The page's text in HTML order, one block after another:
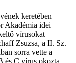
keretében
Akadémia idei
vírusokat
Zsuzsa, a II. Sz.
sorra vette a
és C vírus okozta